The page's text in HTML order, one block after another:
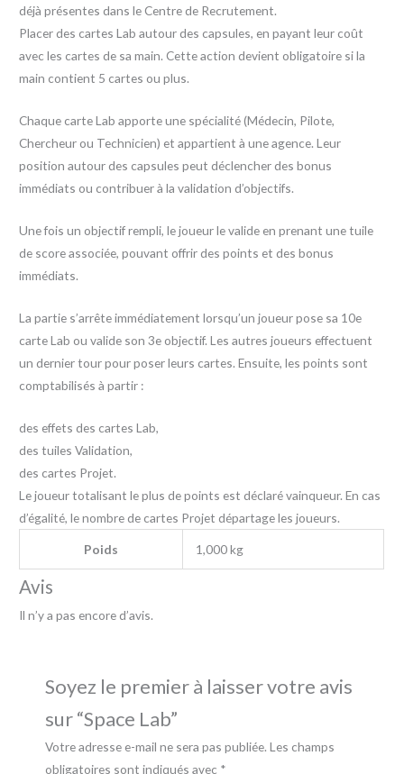
déjà présentes dans le Centre de Recrutement.
Placer des cartes Lab autour des capsules, en payant leur coût
avec les cartes de sa main. Cette action devient obligatoire si la
main contient 5 cartes ou plus.
Chaque carte Lab apporte une spécialité (Médecin, Pilote,
Chercheur ou Technicien) et appartient à une agence. Leur
position autour des capsules peut déclencher des bonus
immédiats ou contribuer à la validation d’objectifs.
Une fois un objectif rempli, le joueur le valide en prenant une tuile
de score associée, pouvant offrir des points et des bonus
immédiats.
La partie s’arrête immédiatement lorsqu’un joueur pose sa 10e
carte Lab ou valide son 3e objectif. Les autres joueurs effectuent
un dernier tour pour poser leurs cartes. Ensuite, les points sont
comptabilisés à partir :
des effets des cartes Lab,
des tuiles Validation,
des cartes Projet.
Le joueur totalisant le plus de points est déclaré vainqueur. En cas
d’égalité, le nombre de cartes Projet départage les joueurs.
Poids 1,000 kg
Avis
Il n’y a pas encore d’avis.
Soyez le premier à laisser votre avis
sur “Space Lab”
Votre adresse e-mail ne sera pas publiée. Les champs
obligatoires sont indiqués avec *